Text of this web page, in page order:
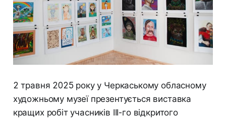
2 травня 2025 року у Черкаському обласному
художньому музеї презентується виставка
кращих робіт учасників ІІІ-го відкритого